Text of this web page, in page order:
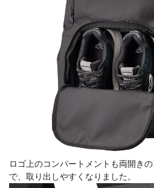
ロゴ上のコンパートメントも両開き
で、取り出しやすくなりました。